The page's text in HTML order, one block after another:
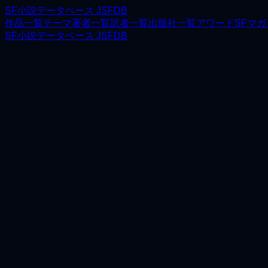
SF小説データベース JSFDB
作品一覧テーマ著者一覧訳者一覧出版社一覧アワードSFマガ
SF小説データベース JSFDB